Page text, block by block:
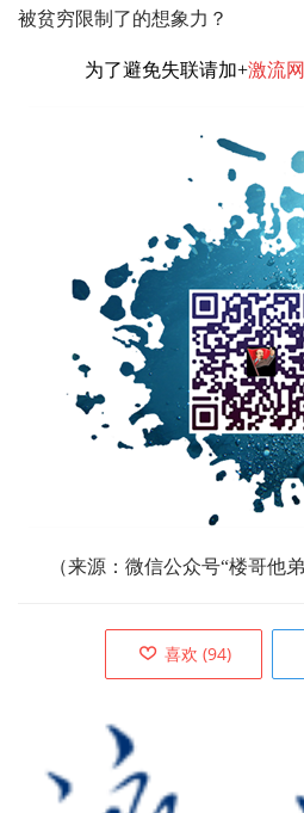
被贫穷限制了的想象力？
为了避免失联请加+激流
（来源：微信公众号“楼哥他
喜欢 (94)